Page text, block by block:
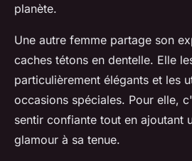
planète.
Une autre femme partage son
caches tétons en dentelle. Elle
particulièrement élégants et les
occasions spéciales. Pour elle,
sentir confiante tout en ajoutant
glamour à sa tenue.